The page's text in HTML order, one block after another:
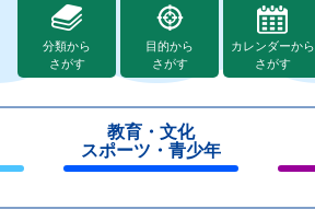
分類から
さがす
目的から
さがす
カレンダーから
さがす
教育・文化
スポーツ・青少年
じ
じ